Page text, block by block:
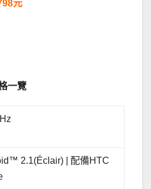
元
一覽
2.1(Éclair) | 配備HTC